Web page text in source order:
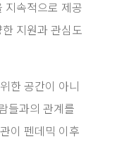
지속적으로 제공
지원과 관심도
한 공간이 아니
들과의 관계를
이 펜데믹 이후